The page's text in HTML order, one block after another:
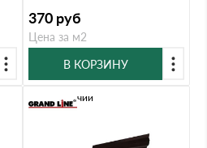
370 руб
Цена за м2
В КОРЗИНУ
В наличии